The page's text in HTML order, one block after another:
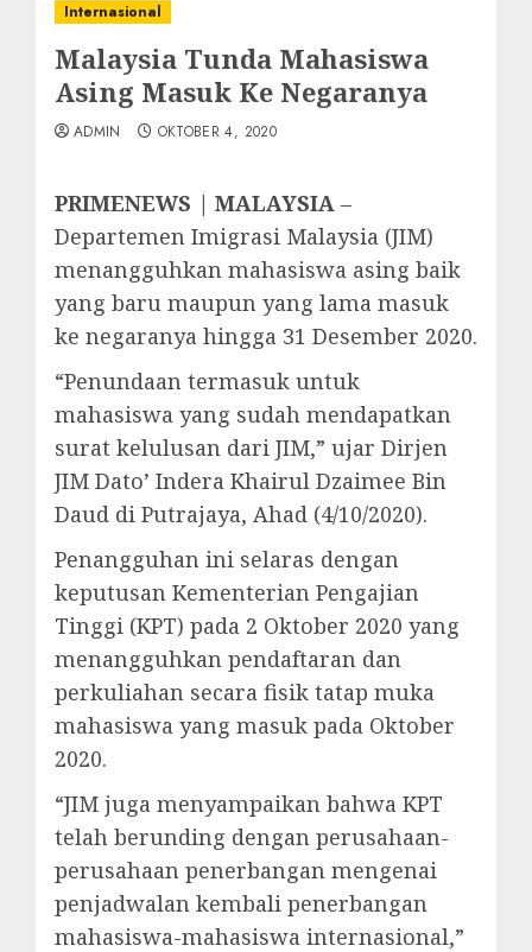
Internasional
Malaysia Tunda Mahasiswa
Asing Masuk Ke Negaranya
ADMIN OKTOBER 4, 2020
PRIMENEWS | MALAYSIA –
Departemen Imigrasi Malaysia (JIM)
menangguhkan mahasiswa asing baik
yang baru maupun yang lama masuk
ke negaranya hingga 31 Desember 2020.
“Penundaan termasuk untuk
mahasiswa yang sudah mendapatkan
surat kelulusan dari JIM,” ujar Dirjen
JIM Dato’ Indera Khairul Dzaimee Bin
Daud di Putrajaya, Ahad (4/10/2020).
Penangguhan ini selaras dengan
keputusan Kementerian Pengajian
Tinggi (KPT) pada 2 Oktober 2020 yang
menangguhkan pendaftaran dan
perkuliahan secara fisik tatap muka
mahasiswa yang masuk pada Oktober
2020.
“JIM juga menyampaikan bahwa KPT
telah berunding dengan perusahaan-
perusahaan penerbangan mengenai
penjadwalan kembali penerbangan
mahasiswa-mahasiswa internasional,”